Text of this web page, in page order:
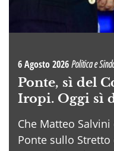
6 Agosto 2026Politica e
Ponte, sì del
Iropi. Oggi sì
Che Matteo
Ponte sullo